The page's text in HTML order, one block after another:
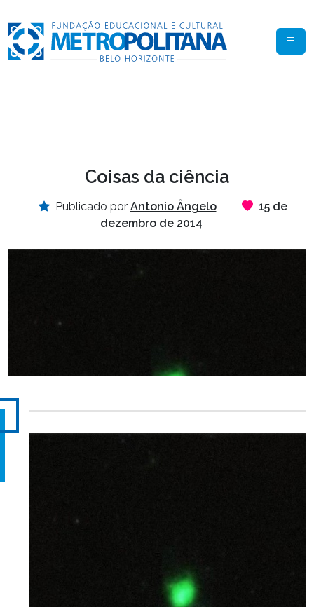
Coisas da ciência
Publicado por Antonio Ângelo
15 de
dezembro de 2014